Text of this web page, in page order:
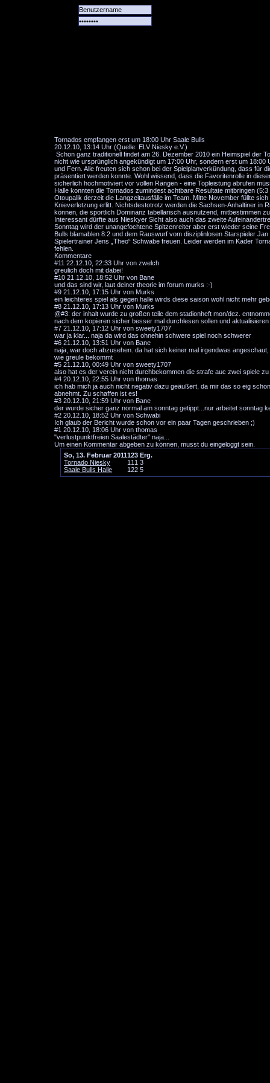
Tornados empfangen erst um 18:00 Uhr Saale Bulls
20.12.10, 13:14 Uhr (Quelle: ELV Niesky e.V.)
Schon ganz traditionell findet am 26. Dezember 2010 ein Heimspiel der
nicht wie ursprünglich angekündigt um 17:00 Uhr, sondern erst um
und Fern. Alle freuten sich schon bei der Spielplanverkündung, dass für
präsentiert werden konnte. Wohl wissend, dass die Favoritenrolle in
sicherlich hochmotiviert vor vollen Rängen - eine Topleistung abrufen
Halle konnten die Tornados zumindest achtbare Resultate mitbringen
Otoupalik derzeit die Langzeitausfälle im Team. Mitte November füllte
Knieverletzung erlitt. Nichtsdestotrotz werden die Sachsen-Anhaltiner in
können, die sportlich Dominanz tabellarisch ausnutzend, mitbestimmen
Interessant dürfte aus Nieskyer Sicht also auch das zweite
Sonntag wird der unangefochtene Spitzenreiter aber erst wieder seine
Bulls blamablen 8:2 und dem Rauswurf vom disziplinlosen Starspieler
Spielertrainer Jens „Theo“ Schwabe freuen. Leider werden im Kader
fehlen.
Kommentare
#11 22.12.10, 22:33 Uhr von zwelch
greulich doch mit dabei!
#10 21.12.10, 18:52 Uhr von Bane
und das sind wir, laut deiner theorie im forum murks :-)
#9 21.12.10, 17:15 Uhr von Murks
ein leichteres spiel als gegen halle wirds diese saison wohl nicht mehr
#8 21.12.10, 17:13 Uhr von Murks
@#3: der inhalt wurde zu großen teile dem stadionheft mon/dez.
nach dem kopieren sicher besser mal durchlesen sollen und
#7 21.12.10, 17:12 Uhr von sweety1707
war ja klar... naja da wird das ohnehin schwere spiel noch schwerer
#6 21.12.10, 13:51 Uhr von Bane
naja, war doch abzusehen. da hat sich keiner mal irgendwas
wie greule bekommt
#5 21.12.10, 00:49 Uhr von sweety1707
also hat es der verein nicht durchbekommen die strafe auc zwei spiele
#4 20.12.10, 22:55 Uhr von thomas
ich hab mich ja auch nicht negativ dazu geäußert, da mir das so eig
abnehmt. Zu schaffen ist es!
#3 20.12.10, 21:59 Uhr von Bane
der wurde sicher ganz normal am sonntag getippt...nur arbeitet sonntag
#2 20.12.10, 18:52 Uhr von Schwabi
Ich glaub der Bericht wurde schon vor ein paar Tagen geschrieben ;)
#1 20.12.10, 18:06 Uhr von thomas
"verlustpunktfreien Saalestädter" naja...
Um einen Kommentar abgeben zu können, musst du eingeloggt sein.
So, 13. Februar 2011123 Erg.
Tornado Niesky
1 1 1 3
Saale Bulls Halle
122 5